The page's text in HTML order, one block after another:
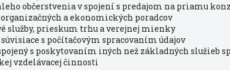
občerstvenia v spojení s predajom na priamu
a ekonomických poradcov
služby, prieskum trhu a verejnej mienky
súvisiace s počítačovým spracovaním údajov
s poskytovaním iných než základných služieb
vzdelávacej činnosti